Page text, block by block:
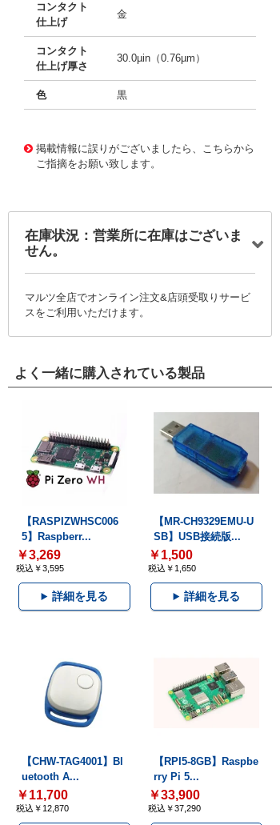
コンタクト
仕上げ
金
コンタクト
仕上げ厚さ
30.0µin（0.76µm）
色 黒
掲載情報に誤りがございましたら、こちらから
ご指摘をお願い致します。
在庫状況：営業所に在庫はございま
せん。
マルツ全店でオンライン注文&店頭受取りサービ
スをご利用いただけます。
よく一緒に購入されている製品
【RASPIZWHSC006
5】Raspberr...
￥3,269
税込￥3,595
詳細を見る
【MR-CH9329EMU-U
SB】USB接続版...
￥1,500
税込￥1,650
詳細を見る
【CHW-TAG4001】Bl
uetooth A...
￥11,700
税込￥12,870
【RPI5-8GB】Raspbe
rry Pi 5...
￥33,900
税込￥37,290